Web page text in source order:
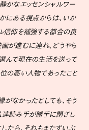
かなエッセンシャルワー
にある視点からは、いか
信仰を補強する都合の良
が進むに連れ、どうやら
んで現在の生活を送って
の高い人物であったこと
なかったとしても、そう
達読み手が勝手に閉ざし
たら、それもまたずいぶ